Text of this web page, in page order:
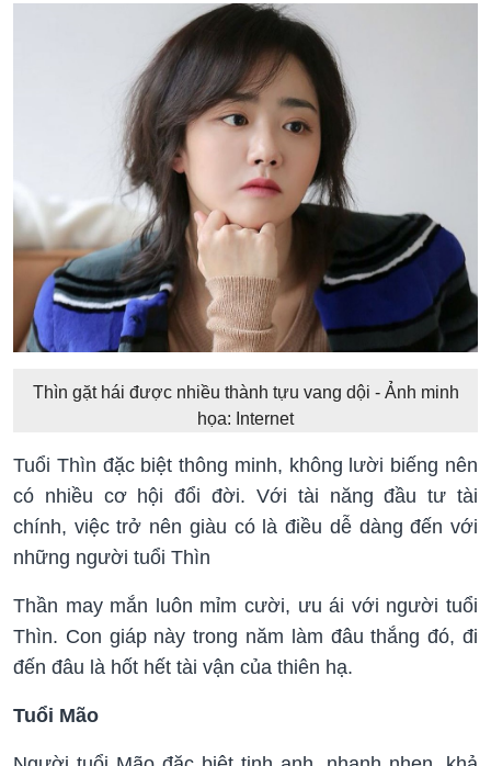
Thìn gặt hái được nhiều thành tựu vang dội - Ảnh minh
họa: Internet
Tuổi Thìn đặc biệt thông minh, không lười biếng nên
có nhiều cơ hội đổi đời. Với tài năng đầu tư tài
chính, việc trở nên giàu có là điều dễ dàng đến với
những người tuổi Thìn
Thần may mắn luôn mỉm cười, ưu ái với người tuổi
Thìn. Con giáp này trong năm làm đâu thắng đó, đi
đến đâu là hốt hết tài vận của thiên hạ.
Tuổi Mão